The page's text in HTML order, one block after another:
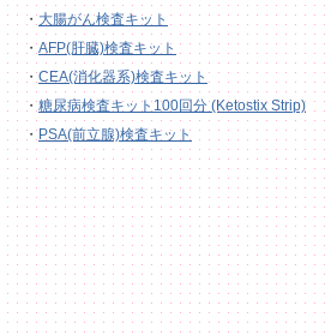
・大腸がん検査キット
・AFP(肝臓)検査キット
・CEA(消化器系)検査キット
・糖尿病検査キット100回分 (Ketostix Strip)
・ PSA(前立腺)検査キット